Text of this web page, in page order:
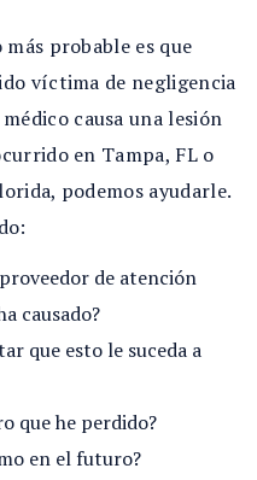
probable es que
víctima de negligencia
causa una lesión
en Tampa, FL o
podemos ayudarle.
de atención
causado?
que esto le suceda a
que he perdido?
en el futuro?